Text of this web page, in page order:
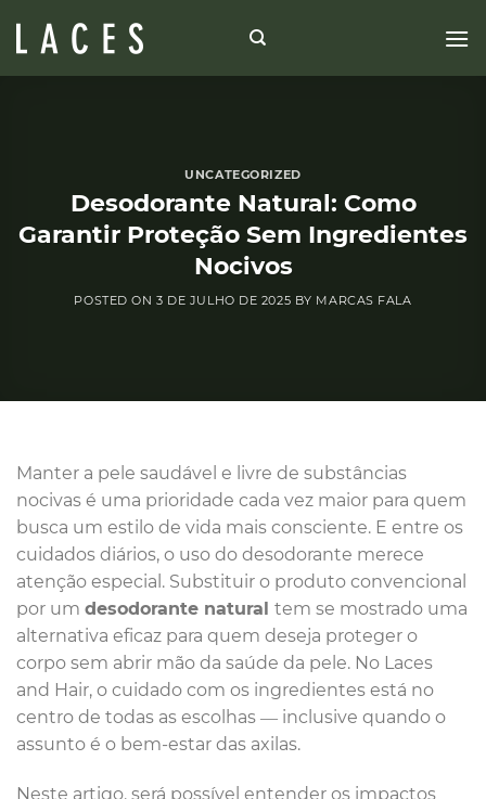
UNCATEGORIZED
Desodorante Natural: Como
Garantir Proteção Sem Ingredientes
Nocivos
POSTED ON3 DE JULHO DE 2025 BY MARCAS FALA
Manter a pele saudável e livre de substâncias
nocivas é uma prioridade cada vez maior para quem
busca um estilo de vida mais consciente. E entre os
cuidados diários, o uso do desodorante merece
atenção especial. Substituir o produto convencional
por um desodorante natural tem se mostrado uma
alternativa eficaz para quem deseja proteger o
corpo sem abrir mão da saúde da pele. No Laces
and Hair, o cuidado com os ingredientes está no
centro de todas as escolhas — inclusive quando o
assunto é o bem-estar das axilas.
Neste artigo, será possível entender os impactos